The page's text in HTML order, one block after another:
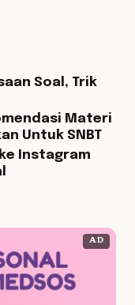
Soal, Trik
Materi
Untuk SNBT
Instagram
AD